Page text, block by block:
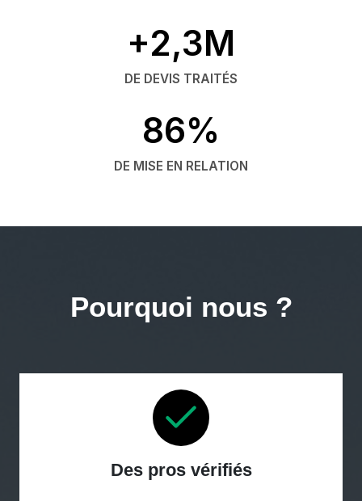
+2,3M
DE DEVIS TRAITÉS
86%
DE MISE EN RELATION
Pourquoi nous ?
Des pros vérifiés